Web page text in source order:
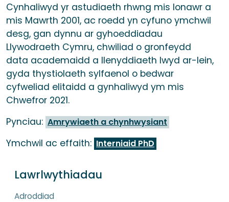
Cynhaliwyd yr astudiaeth rhwng mis Ionawr a
mis Mawrth 2001, ac roedd yn cyfuno ymchwil
desg, gan dynnu ar gyhoeddiadau
Llywodraeth Cymru, chwiliad o gronfeydd
data academaidd a llenyddiaeth lwyd ar-lein,
gyda thystiolaeth sylfaenol o bedwar
cyfweliad elitaidd a gynhaliwyd ym mis
Chwefror 2021.
Pynciau: Amrywiaeth a chynhwysiant
Ymchwil ac effaith: Interniaid PhD
Lawrlwythiadau
Adroddiad